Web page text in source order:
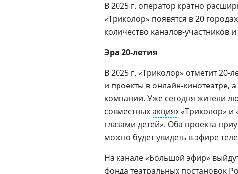
В 2025 г. оператор кратно
«Триколор» появятся в 20
количество каналов-участников
Эра 20-летия
В 2025 г. «Триколор» отметит
и проекты в онлайн-кинотеатре,
компании. Уже сегодня жители
совместныхакциях «Триколор»
глазами детей». Оба проекта
можно будет увидеть в эфире
На канале «Большой эфир»
фонда театральных постановок